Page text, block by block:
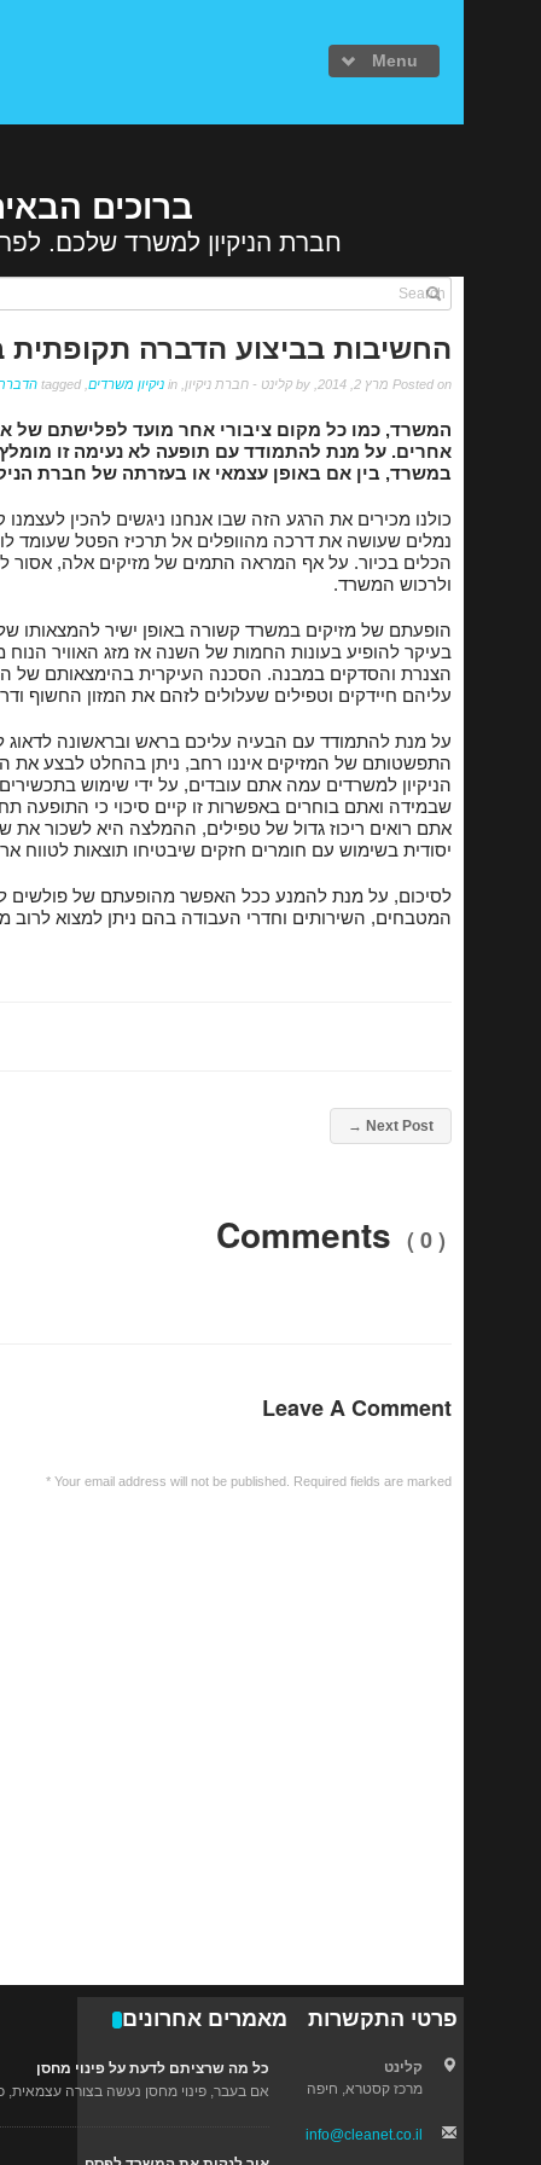
Menu
ברוכים
חברת הניקיון למשרד שלכם.
עמוד הבית
ניקיון
אחזקת
ניקוי חדרי
פוליש
ניקוי חלונות
הברקת
החשיבות בביצוע הדברה
Posted on מרץ 2, 2014, by קלינט - חברת ניקיון, in ניקיון משרדים
המשרד, כמו כל מקום ציבורי אחר מועד לפלישתם של
אחרים. על מנת להתמודד עם תופעה לא נעימה זו
במשרד, בין אם באופן עצמאי או בעזרתה של חברת
כולנו מכירים את הרגע הזה שבו אנחנו ניגשים להכין
נמלים שעושה את דרכה מהוופלים אל תרכיז הפטל שעומד
הכלים בכיור. על אף המראה התמים של מזיקים אלה, אסור
ולרכוש המשרד.
הופעתם של מזיקים במשרד קשורה באופן ישיר להמצאותו
בעיקר להופיע בעונות החמות של השנה אז מזג האוויר
הצנרת והסדקים במבנה. הסכנה העיקרית בהימצאותם של
עליהם חיידקים וטפילים שעלולים לזהם את המזון החשוף
על מנת להתמודד עם הבעיה עליכם בראש ובראשונה לדאוג
התפשטותם של המזיקים איננו רחב, ניתן בהחלט לבצע את
הניקיון למשרדים עמה אתם עובדים, על ידי שימוש
שבמידה ואתם בוחרים באפשרות זו קיים סיכוי כי התופעה
אתם רואים ריכוז גדול של טפילים, ההמלצה היא לשכור
יסודית בשימוש עם חומרים חזקים שיבטיחו תוצאות לטווח
לסיכום, על מנת להמנע ככל האפשר מהופעתם של פולשים לא
המטבחים, השירותים וחדרי העבודה בהם ניתן למצוא לרוב
Next Post
→
Comments ( 0 )
Leave A Comment
Your email address will not be published. Required fields are marked
*
פרטי התקשרות
קלינט
מרכז קסטרא, חיפה
info@cleanet.co.il
מאמרים אחרונים
כל מה שרציתם לדעת על פינוי מחסן
אם בעבר, פינוי מחסן נעשה בצורה עצמאית,